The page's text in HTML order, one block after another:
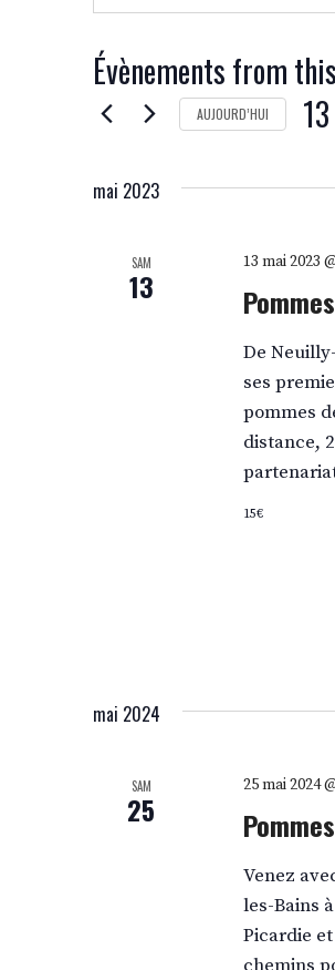
Évènements from
AUJOURD’HUI
mai 2023
SAM
13
13 mai 2023
De
ses
pommes
distance,
15€
mai 2024
SAM
25
25 mai 2024
Venez
les-Bains
Picardie